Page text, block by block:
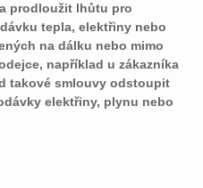
prodloužit lhůtu pro
tepla, elektřiny nebo
na dálku nebo mimo
například u zákazníka
takové smlouvy odstoupit
elektřiny, plynu nebo